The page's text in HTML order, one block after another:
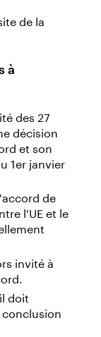
de la
à
des 27
décision
et son
1er janvier
de
l'UE et le
invité à
doit